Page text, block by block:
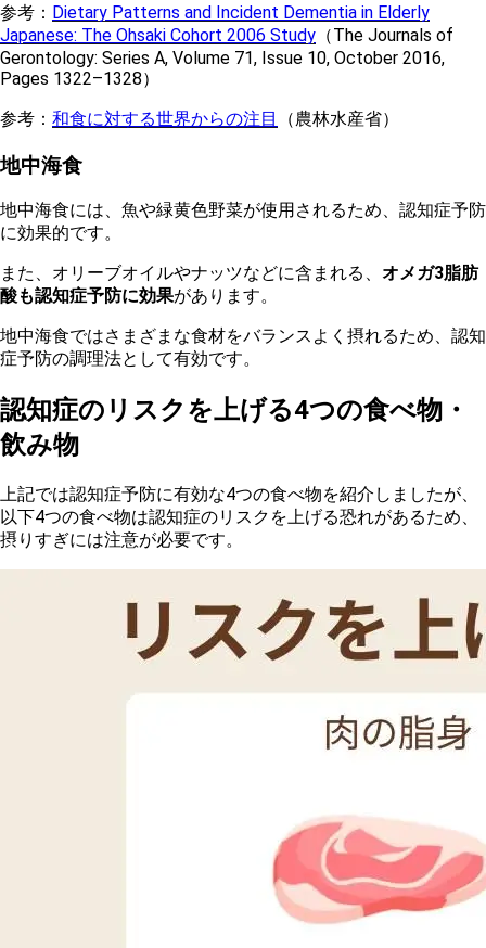
参考： Dietary Patterns and Incident Dementia in Elderly
Japanese: The Ohsaki Cohort 2006 Study （The Journals of
Gerontology: Series A, Volume 71, Issue 10, October 2016,
Pages 1322–1328）
参考： 和食に対する世界からの注目 （農林水産省）
地中海食
地中海食には、魚や緑黄色野菜が使用されるため、認知症予防
に効果的です。
また、オリーブオイルやナッツなどに含まれる、 オメガ3脂肪
酸も認知症予防に効果があります。
地中海食ではさまざまな食材をバランスよく摂れるため、認知
症予防の調理法として有効です。
認知症のリスクを上げる4つの食べ物・
飲み物
上記では認知症予防に有効な4つの食べ物を紹介しましたが、
以下4つの食べ物は認知症のリスクを上げる恐れがあるため、
摂りすぎには注意が必要です。